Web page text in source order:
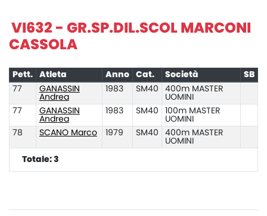
VI632 - GR.SP.DIL.SCOL MARCONI
CASSOLA
Pett. Atleta Anno Cat. Società
SB
77
GANASSIN
Andrea
1983 SM40
400m MASTER
UOMINI
77
GANASSIN
Andrea
1983 SM40
100m MASTER
UOMINI
78
SCANO Marco 1979 SM40
400m MASTER
UOMINI
Totale: 3